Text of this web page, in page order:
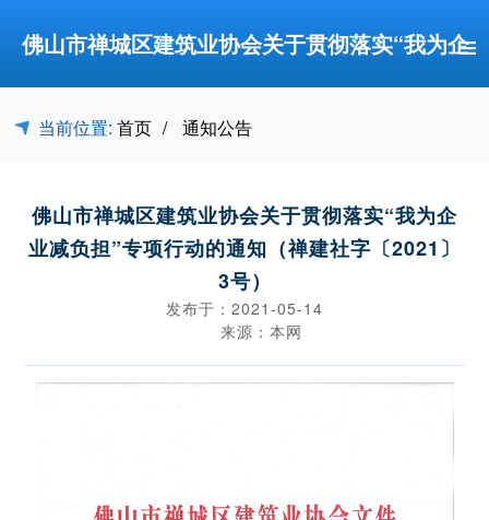
佛山市禅城区建筑业协会关于贯彻落实“我为企
业减负担”专项行动的通知（禅建社字〔2021〕3
号）-通知公告-佛山市禅城区建筑业协会
≡
当前位置: 首页 通知公告
佛山市禅城区建筑业协会关于贯彻落实“我为企
业减负担”专项行动的通知（禅建社字〔2021〕
3号）
发布于：2021-05-14
来源：本网